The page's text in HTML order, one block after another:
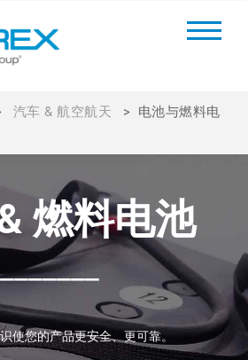
汽车 & 航空航天 > 电池与燃料电
燃料电池
_______
使您的产品更安全、更可靠。